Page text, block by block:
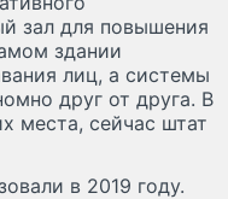
зал для повышения
здании
лиц, а системы
друг от друга. В
места, сейчас штат
в 2019 году.